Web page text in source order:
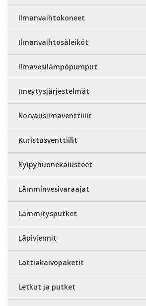
Ilmanvaihtokoneet
Ilmanvaihtosäleiköt
Ilmavesilämpöpumput
Imeytysjärjestelmät
Korvausilmaventtiilit
Kuristusventtiilit
Kylpyhuonekalusteet
Lämminvesivaraajat
Lämmitysputket
Läpiviennit
Lattiakaivopaketit
Letkut ja putket